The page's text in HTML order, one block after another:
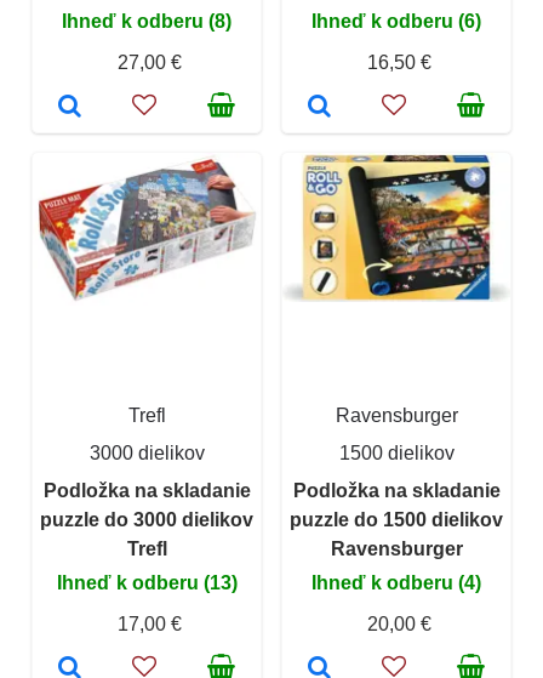
Ihneď k odberu (8)
27,00 €
Ihneď k odberu (6)
16,50 €
Trefl
3000 dielikov
Podložka na skladanie
puzzle do 3000 dielikov
Trefl
Ihneď k odberu (13)
17,00 €
Ravensburger
1500 dielikov
Podložka na skladanie
puzzle do 1500 dielikov
Ravensburger
Ihneď k odberu (4)
20,00 €